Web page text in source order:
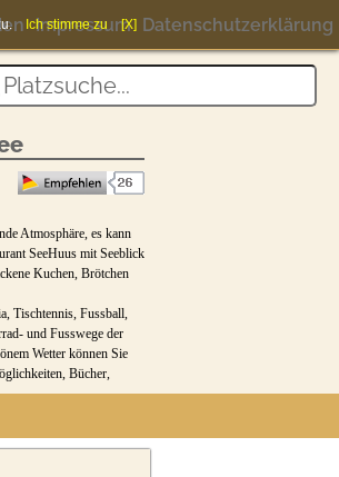
Impressum Datenschutzerklärung
Atmosphäre, es kann
SeeHuus mit Seeblick
Kuchen, Brötchen
Tischtennis, Fussball,
und Fusswege der
Wetter können Sie
Bücher,
Ganz in der
Unterkunft stehen
zu. Ich stimme zu [X]